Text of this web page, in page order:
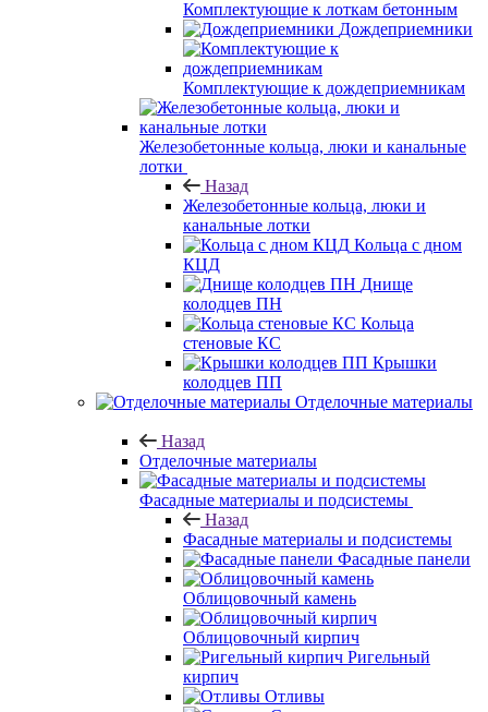
Комплектующие к лоткам бетонным
Дождеприемники
Комплектующие к дождеприемникам
Железобетонные кольца, люки и канальные
лотки
Назад
Железобетонные кольца, люки и
канальные лотки
Кольца с дном
КЦД
Днище
колодцев ПН
Кольца
стеновые КС
Крышки
колодцев ПП
Отделочные материалы
Назад
Отделочные материалы
Фасадные материалы и подсистемы
Назад
Фасадные материалы и подсистемы
Фасадные панели
Облицовочный камень
Облицовочный кирпич
Ригельный
кирпич
Отливы